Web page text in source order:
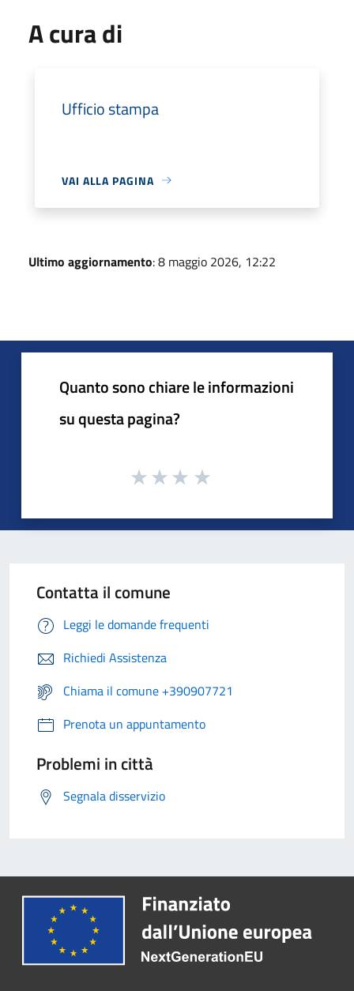
A cura di
Ufficio stampa
VAI ALLA PAGINA
Ultimo aggiornamento: 8 maggio 2026, 12:22
Quanto sono chiare le informazioni
su questa pagina?
Contatta il comune
Leggi le domande frequenti
Richiedi Assistenza
Chiama il comune +390907721
Prenota un appuntamento
Problemi in città
Segnala disservizio